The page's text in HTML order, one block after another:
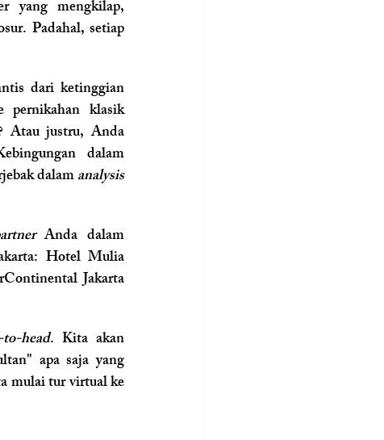
Padahal, setiap
dari ketinggian
pencakar langit? Atau mungkin Anda lebih menyukai kemegahan venue pernikahan klasik
Atau justru, Anda
dalam
dalam analysis
Anda dalam
Hotel Mulia
Jakarta
head. Kita akan
apa saja yang
mulai tur virtual ke